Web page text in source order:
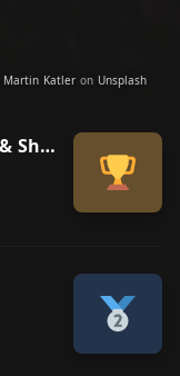
Martin Katler on Unsplash
MMG Freedom Barbers & Shop